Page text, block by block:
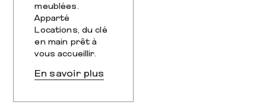
meublées.
Apparté
Locations, du clé
en main prêt à
vous accueillir.
En savoir plus